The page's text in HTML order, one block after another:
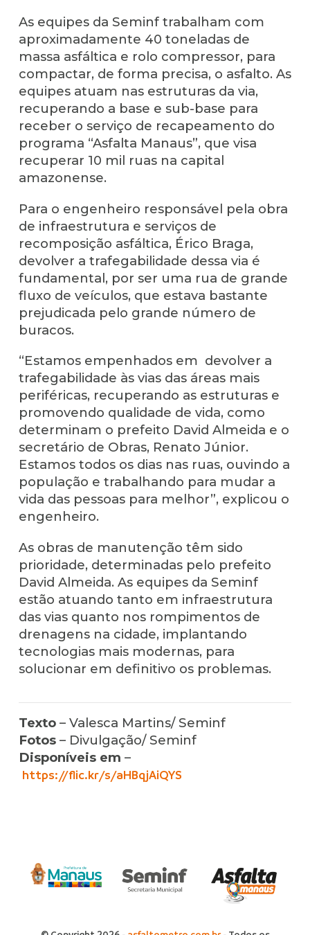
As equipes da Seminf trabalham com
aproximadamente 40 toneladas de
massa asfáltica e rolo compressor, para
compactar, de forma precisa, o asfalto. As
equipes atuam nas estruturas da via,
recuperando a base e sub-base para
receber o serviço de recapeamento do
programa “Asfalta Manaus”, que visa
recuperar 10 mil ruas na capital
amazonense.
Para o engenheiro responsável pela obra
de infraestrutura e serviços de
recomposição asfáltica, Érico Braga,
devolver a trafegabilidade dessa via é
fundamental, por ser uma rua de grande
fluxo de veículos, que estava bastante
prejudicada pelo grande número de
buracos.
“Estamos empenhados em devolver a
trafegabilidade às vias das áreas mais
periféricas, recuperando as estruturas e
promovendo qualidade de vida, como
determinam o prefeito David Almeida e o
secretário de Obras, Renato Júnior.
Estamos todos os dias nas ruas, ouvindo a
população e trabalhando para mudar a
vida das pessoas para melhor”, explicou o
engenheiro.
As obras de manutenção têm sido
prioridade, determinadas pelo prefeito
David Almeida. As equipes da Seminf
estão atuando tanto em infraestrutura
das vias quanto nos rompimentos de
drenagens na cidade, implantando
tecnologias mais modernas, para
solucionar em definitivo os problemas.
Texto– Valesca Martins/ Seminf
Fotos– Divulgação/ Seminf
Disponíveis em –
https://flic.kr/s/aHBqjAiQYS